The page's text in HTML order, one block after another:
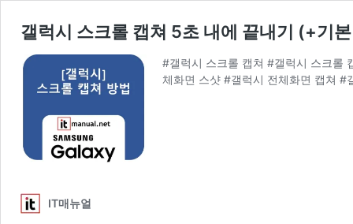
갤럭시 스크롤 캡쳐 5초 내에 끝내기 (+기
#갤럭시 스크롤 캡쳐 #갤럭시 스크롤
체화면 스샷 #갤럭시 전체화면 캡쳐 #
IT매뉴얼